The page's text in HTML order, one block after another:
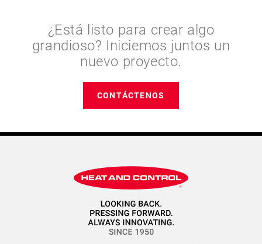
¿Está listo para crear algo
grandioso? Iniciemos juntos un
nuevo proyecto.
CONTÁCTENOS